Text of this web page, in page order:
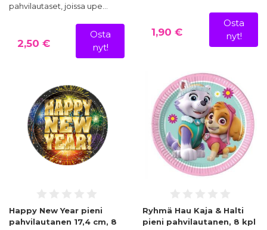
pahvilautaset, joissa upe…
2,50 €
Osta
nyt!
1,90 €
Osta
nyt!
Happy New Year pieni
pahvilautanen 17,4 cm, 8
Ryhmä Hau Kaja & Halti
pieni pahvilautanen, 8 kpl